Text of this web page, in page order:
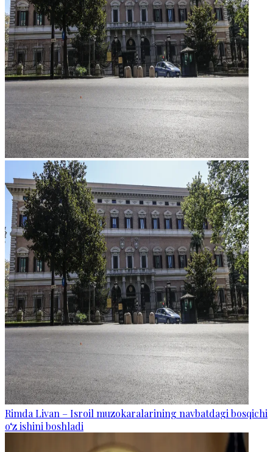
Rimda Livan – Isroil muzokaralarining navbatdagi bosqichi
o‘z ishini boshladi